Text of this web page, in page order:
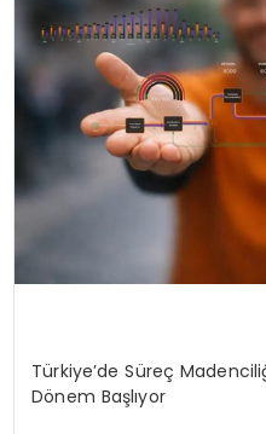
Türkiye’de Süreç
Dönem Başlıyor